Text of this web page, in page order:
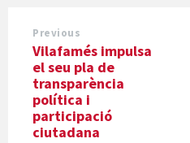
Previous
Vilafamés impulsa
el seu pla de
transparència
política i
participació
ciutadana